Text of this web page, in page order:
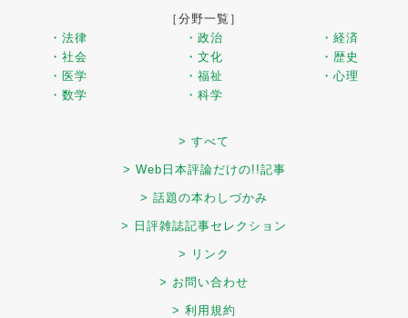
［分野一覧］
・法律
・政治
・経済
・社会
・文化
・歴史
・医学
・福祉
・心理
・数学
・科学
> すべて
> Web日本評論だけの!!記事
> 話題の本わしづかみ
> 日評雑誌記事セレクション
> リンク
> お問い合わせ
> 利用規約